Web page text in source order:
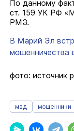
По данному
ст. 159 УК РФ
РМЭ.
В Марий Эл
мошенничества
фото: источник
мвд мошенники